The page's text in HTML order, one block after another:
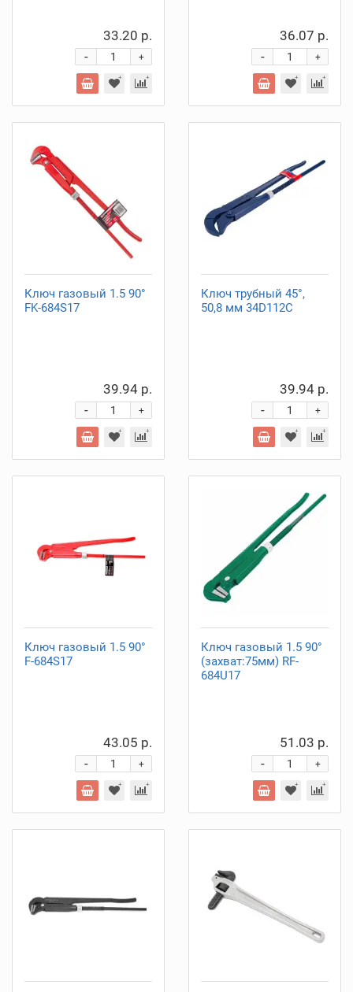
33.20 р.
+
-
36.07 р.
+
-
Ключ газовый 1.5 90°
FK-684S17
39.94 р.
+
-
Ключ трубный 45°,
50,8 мм 34D112C
39.94 р.
+
-
Ключ газовый 1.5 90°
F-684S17
43.05 р.
+
-
Ключ газовый 1.5 90°
(захват:75мм) RF-
684U17
51.03 р.
+
-